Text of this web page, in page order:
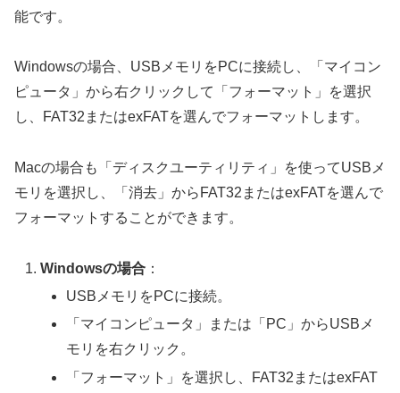
能です。
Windowsの場合、USBメモリをPCに接続し、「マイコン
ピュータ」から右クリックして「フォーマット」を選択
し、FAT32またはexFATを選んでフォーマットします。
Macの場合も「ディスクユーティリティ」を使ってUSBメ
モリを選択し、「消去」からFAT32またはexFATを選んで
フォーマットすることができます。
Windowsの場合 ：
USBメモリをPCに接続。
「マイコンピュータ」または「PC」からUSBメ
モリを右クリック。
「フォーマット」を選択し、FAT32またはexFAT